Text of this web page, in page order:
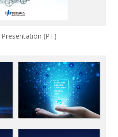
Presentation (PT)